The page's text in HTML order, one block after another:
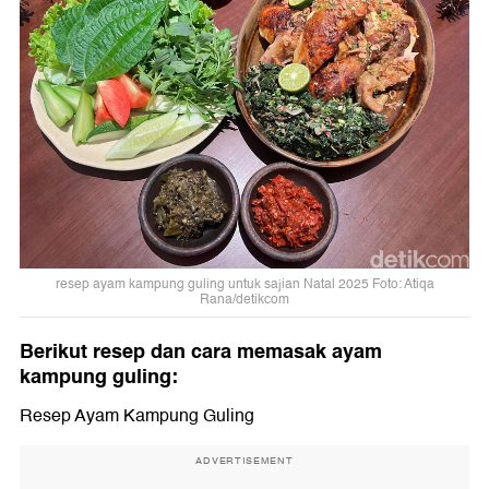
resep ayam kampung guling untuk sajian Natal 2025 Foto: Atiqa
Rana/detikcom
Berikut resep dan cara memasak ayam
kampung guling:
Resep Ayam Kampung Guling
ADVERTISEMENT